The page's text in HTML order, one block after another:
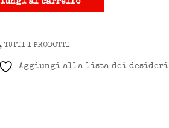
TUTTI I PRODOTTI
Aggiungi alla lista dei desideri